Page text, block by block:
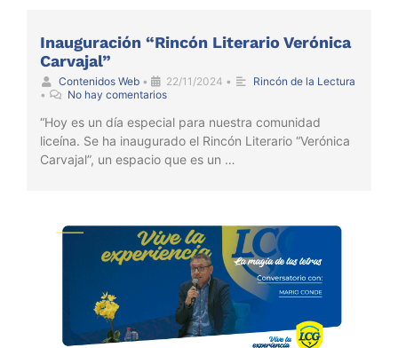
Inauguración “Rincón Literario Verónica
Carvajal”
Contenidos Web • 22/11/2024 •
Rincón de la Lectura
•
No hay comentarios
“Hoy es un día especial para nuestra comunidad
liceína. Se ha inaugurado el Rincón Literario “Verónica
Carvajal”, un espacio que es un …